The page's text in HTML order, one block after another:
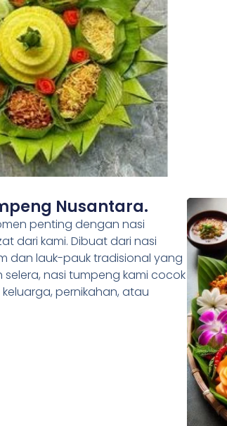
Nusantara.
penting dengan nasi
dari kami. Dibuat dari nasi
dan lauk-pauk tradisional yang
nasi tumpeng kami cocok
pernikahan, atau